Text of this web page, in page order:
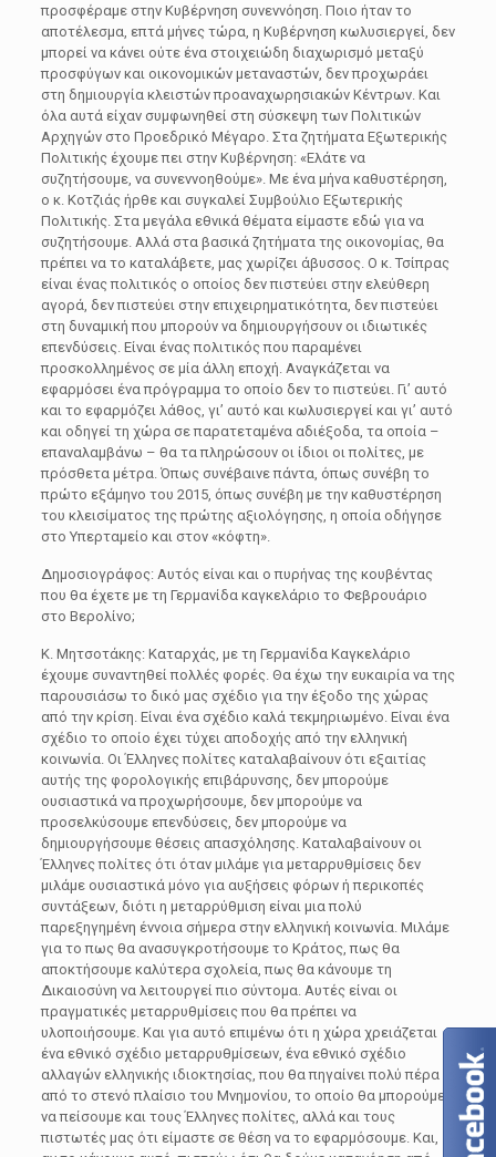
προσφέραμε στην Κυβέρνηση συνεννόηση. Ποιο ήταν το
αποτέλεσμα, επτά μήνες τώρα, η Κυβέρνηση κωλυσιεργεί, δεν
μπορεί να κάνει ούτε ένα στοιχειώδη διαχωρισμό μεταξύ
προσφύγων και οικονομικών μεταναστών, δεν προχωράει
στη δημιουργία κλειστών προαναχωρησιακών Κέντρων. Και
όλα αυτά είχαν συμφωνηθεί στη σύσκεψη των Πολιτικών
Αρχηγών στο Προεδρικό Μέγαρο. Στα ζητήματα Εξωτερικής
Πολιτικής έχουμε πει στην Κυβέρνηση: «Ελάτε να
συζητήσουμε, να συνεννοηθούμε». Με ένα μήνα καθυστέρηση,
ο κ. Κοτζιάς ήρθε και συγκαλεί Συμβούλιο Εξωτερικής
Πολιτικής. Στα μεγάλα εθνικά θέματα είμαστε εδώ για να
συζητήσουμε. Αλλά στα βασικά ζητήματα της οικονομίας, θα
πρέπει να το καταλάβετε, μας χωρίζει άβυσσος. Ο κ. Τσίπρας
είναι ένας πολιτικός ο οποίος δεν πιστεύει στην ελεύθερη
αγορά, δεν πιστεύει στην επιχειρηματικότητα, δεν πιστεύει
στη δυναμική που μπορούν να δημιουργήσουν οι ιδιωτικές
επενδύσεις. Είναι ένας πολιτικός που παραμένει
προσκολλημένος σε μία άλλη εποχή. Αναγκάζεται να
εφαρμόσει ένα πρόγραμμα το οποίο δεν το πιστεύει. Γι’ αυτό
και το εφαρμόζει λάθος, γι’ αυτό και κωλυσιεργεί και γι’ αυτό
και οδηγεί τη χώρα σε παρατεταμένα αδιέξοδα, τα οποία –
επαναλαμβάνω – θα τα πληρώσουν οι ίδιοι οι πολίτες, με
πρόσθετα μέτρα. Όπως συνέβαινε πάντα, όπως συνέβη το
πρώτο εξάμηνο του 2015, όπως συνέβη με την καθυστέρηση
του κλεισίματος της πρώτης αξιολόγησης, η οποία οδήγησε
στο Υπερταμείο και στον «κόφτη».
Δημοσιογράφος: Αυτός είναι και ο πυρήνας της κουβέντας
που θα έχετε με τη Γερμανίδα καγκελάριο το Φεβρουάριο
στο Βερολίνο;
Κ. Μητσοτάκης: Καταρχάς, με τη Γερμανίδα Καγκελάριο
έχουμε συναντηθεί πολλές φορές. Θα έχω την ευκαιρία να της
παρουσιάσω το δικό μας σχέδιο για την έξοδο της χώρας
από την κρίση. Είναι ένα σχέδιο καλά τεκμηριωμένο. Είναι ένα
σχέδιο το οποίο έχει τύχει αποδοχής από την ελληνική
κοινωνία. Οι Έλληνες πολίτες καταλαβαίνουν ότι εξαιτίας
αυτής της φορολογικής επιβάρυνσης, δεν μπορούμε
ουσιαστικά να προχωρήσουμε, δεν μπορούμε να
προσελκύσουμε επενδύσεις, δεν μπορούμε να
δημιουργήσουμε θέσεις απασχόλησης. Καταλαβαίνουν οι
Έλληνες πολίτες ότι όταν μιλάμε για μεταρρυθμίσεις δεν
μιλάμε ουσιαστικά μόνο για αυξήσεις φόρων ή περικοπές
συντάξεων, διότι η μεταρρύθμιση είναι μια πολύ
παρεξηγημένη έννοια σήμερα στην ελληνική κοινωνία. Μιλάμε
για το πως θα ανασυγκροτήσουμε το Κράτος, πως θα
αποκτήσουμε καλύτερα σχολεία, πως θα κάνουμε τη
Δικαιοσύνη να λειτουργεί πιο σύντομα. Αυτές είναι οι
πραγματικές μεταρρυθμίσεις που θα πρέπει να
υλοποιήσουμε. Και για αυτό επιμένω ότι η χώρα χρειάζεται
ένα εθνικό σχέδιο μεταρρυθμίσεων, ένα εθνικό σχέδιο
αλλαγών ελληνικής ιδιοκτησίας, που θα πηγαίνει πολύ πέρα
από το στενό πλαίσιο του Μνημονίου, το οποίο θα μπορούμε
να πείσουμε και τους Έλληνες πολίτες, αλλά και τους
πιστωτές μας ότι είμαστε σε θέση να το εφαρμόσουμε. Και,